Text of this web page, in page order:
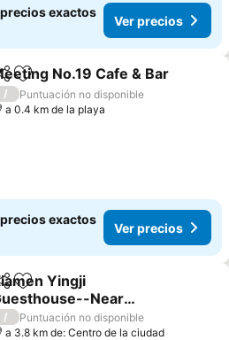
exactos
Ver precios
Agregar a favoritos
No.19 Cafe & Bar
/
Puntuación no disponible
a 0.4 km de la playa
exactos
Ver precios
Agregar a favoritos
Yingji
Near
University
precios
/
Puntuación no disponible
a 3.8 km de: Centro de la ciudad